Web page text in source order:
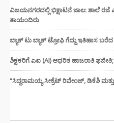
ವಿಜಯನಗರದಲ್ಲಿ ಭಿಕ್ಷಾಟನೆ ಜಾಲ: ಶಾಲೆ ರಜೆ
ತಾಯಂದಿರು
ಬ್ಯಾಕ್ ಟು ಬ್ಯಾಕ್ ಟ್ರೋಫಿ ಗೆದ್ದು ಇತಿಹಾಸ
ಶಿಕ್ಷಕರಿಗೆ ಎಐ (AI) ಆಧರಿತ ಹಾಜರಾತಿ ಫಜೀತಿ;
“ಸಿದ್ದರಾಮಯ್ಯ ಸೀಕ್ರೆಟ್ ರಿವೇಂಜ್‌, ಡಿಕೆಶಿ